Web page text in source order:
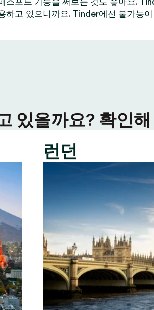
하고 있으니까요. Tinder에선 불가능
있을까요? 확인
런던